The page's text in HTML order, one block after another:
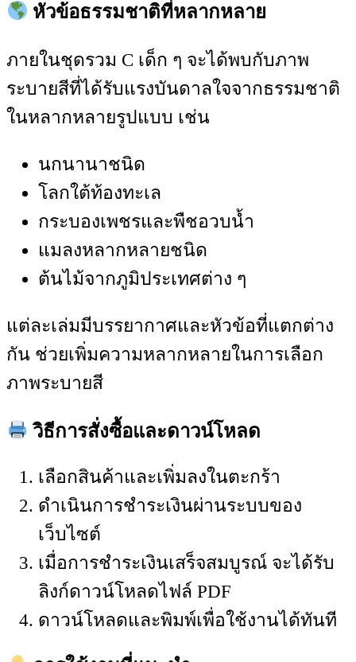
หัวข้อธรรมชาติที่หลากหลาย
ภายในชุดรวม C เด็ก ๆ จะได้พบกับภาพ
ระบายสีที่ได้รับแรงบันดาลใจจากธรรมชาติ
ในหลากหลายรูปแบบ เช่น
นกนานาชนิด
โลกใต้ท้องทะเล
กระบองเพชรและพืชอวบน้ำ
แมลงหลากหลายชนิด
ต้นไม้จากภูมิประเทศต่าง ๆ
แต่ละเล่มมีบรรยากาศและหัวข้อที่แตกต่าง
กัน ช่วยเพิ่มความหลากหลายในการเลือก
ภาพระบายสี
วิธีการสั่งซื้อและดาวน์โหลด
เลือกสินค้าและเพิ่มลงในตะกร้า
ดำเนินการชำระเงินผ่านระบบของ
เว็บไซต์
เมื่อการชำระเงินเสร็จสมบูรณ์ จะได้รับ
ลิงก์ดาวน์โหลดไฟล์ PDF
ดาวน์โหลดและพิมพ์เพื่อใช้งานได้ทันที